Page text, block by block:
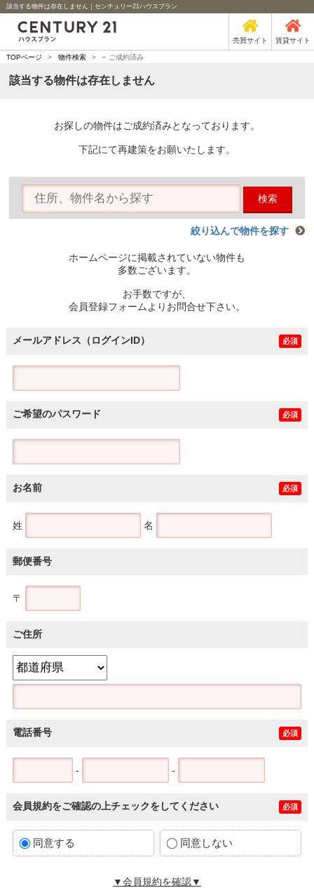
該当する物件は存在しません｜センチュリー21ハウスプラン
売買サイト 賃貸サイト
TOPページ > 物件検索 > - ご成約済み
該当する物件は存在しません
お探しの物件はご成約済みとなっております。
下記にて再建策をお願いたします。
検索
絞り込んで物件を探す
ホームページに掲載されていない物件も
多数ございます。
お手数ですが、
会員登録フォームよりお問合せ下さい。
メールアドレス（ログインID） 必須
ご希望のパスワード 必須
お名前 必須
姓 名
郵便番号
〒
ご住所
電話番号 必須
- -
会員規約をご確認の上チェックをしてください 必須
同意する 同意しない
▼会員規約を確認▼